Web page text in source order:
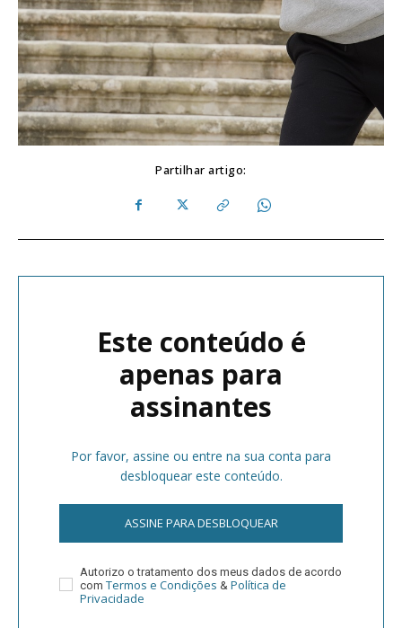
Partilhar artigo:
Este conteúdo é
apenas para
assinantes
Por favor, assine ou entre na sua conta para
desbloquear este conteúdo.
ASSINE PARA DESBLOQUEAR
Autorizo o tratamento dos meus dados de acordo
com Termos e Condições & Política de
Privacidade